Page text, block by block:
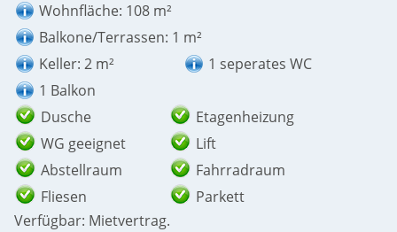
Wohnfläche: 108 m²
Balkone/Terrassen: 1 m²
Keller: 2 m²
1 seperates WC
1 Balkon
Dusche
Etagenheizung
WG geeignet
Lift
Abstellraum
Fahrradraum
Fliesen
Parkett
Verfügbar: Mietvertrag.